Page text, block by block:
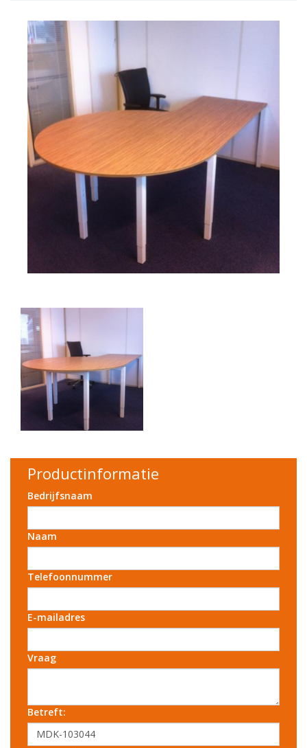
Productinformatie
Bedrijfsnaam
Naam
Telefoonnummer
E-mailadres
Vraag
Betreft: